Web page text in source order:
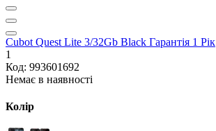
Cubot Quest Lite 3/32Gb Black Гарантія 1 Рік
1
Код: 993601692
Немає в наявності
Колір